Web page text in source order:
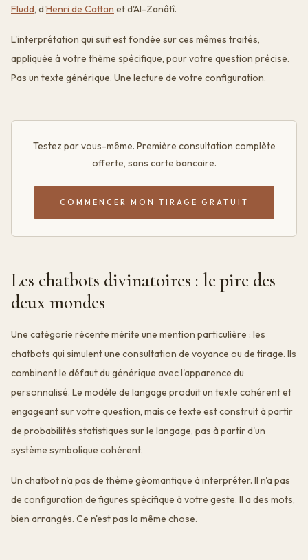
Fludd, d'Henri de Cattan et d'Al-Zanâtî.
L'interprétation qui suit est fondée sur ces mêmes traités,
appliquée à votre thème spécifique, pour votre question précise.
Pas un texte générique. Une lecture de votre configuration.
Testez par vous-même. Première consultation complète
offerte, sans carte bancaire.
COMMENCER MON TIRAGE GRATUIT
Les chatbots divinatoires : le pire des
deux mondes
Une catégorie récente mérite une mention particulière : les
chatbots qui simulent une consultation de voyance ou de tirage. Ils
combinent le défaut du générique avec l'apparence du
personnalisé. Le modèle de langage produit un texte cohérent et
engageant sur votre question, mais ce texte est construit à partir
de probabilités statistiques sur le langage, pas à partir d'un
système symbolique cohérent.
Un chatbot n'a pas de thème géomantique à interpréter. Il n'a pas
de configuration de figures spécifique à votre geste. Il a des mots,
bien arrangés. Ce n'est pas la même chose.